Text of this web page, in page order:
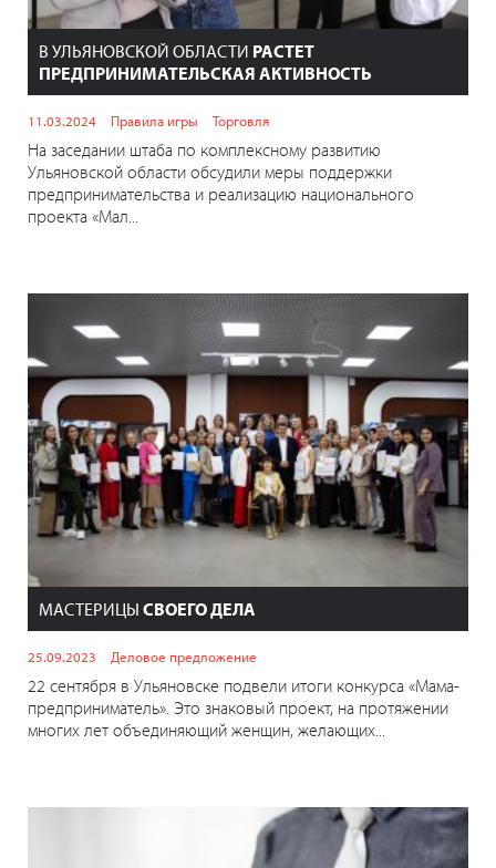
В УЛЬЯНОВСКОЙ ОБЛАСТИ РАСТЕТ
ПРЕДПРИНИМАТЕЛЬСКАЯ АКТИВНОСТЬ
11.03.2024 Правила игры Торговля
На заседании штаба по комплексному развитию
Ульяновской области обсудили меры поддержки
предпринимательства и реализацию национального
проекта «Мал...
МАСТЕРИЦЫ СВОЕГО ДЕЛА
25.09.2023 Деловое предложение
22 сентября в Ульяновске подвели итоги конкурса «Мама-
предприниматель». Это знаковый проект, на протяжении
многих лет объединяющий женщин, желающих...